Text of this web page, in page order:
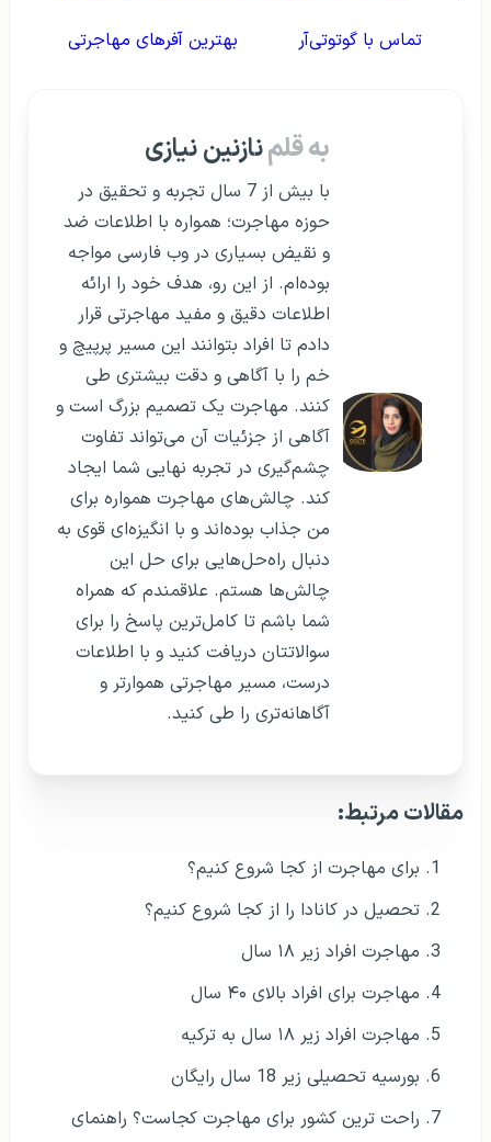
تماس با گوتوتی‌آر بهترین آفرهای مهاجرتی
به قلمنازنین نیازی
با بیش از 7 سال تجربه و تحقیق در
حوزه مهاجرت؛ همواره با اطلاعات ضد
و نقیض بسیاری در وب فارسی مواجه
بوده‌ام. از این رو، هدف خود را ارائه
اطلاعات دقیق و مفید مهاجرتی قرار
دادم تا افراد بتوانند این مسیر پرپیچ و
خم را با آگاهی و دقت بیشتری طی
کنند. مهاجرت یک تصمیم بزرگ است و
آگاهی از جزئیات آن می‌تواند تفاوت
چشم‌گیری در تجربه نهایی شما ایجاد
کند. چالش‌های مهاجرت همواره برای
من جذاب بوده‌اند و با انگیزه‌ای قوی به
دنبال راه‌حل‌هایی برای حل این
چالش‌ها هستم. علاقمندم که همراه
شما باشم تا کامل‌ترین پاسخ را برای
سوالاتتان دریافت کنید و با اطلاعات
درست، مسیر مهاجرتی هموارتر و
آگاهانه‌تری را طی کنید.
مقالات مرتبط:
برای مهاجرت از کجا شروع کنیم؟
تحصیل در کانادا را از کجا شروع کنیم؟
مهاجرت افراد زیر ۱۸ سال
مهاجرت برای افراد بالای ۴۰ سال
مهاجرت افراد زیر ۱۸ سال به ترکیه
بورسیه تحصیلی زیر 18 سال رایگان
راحت ترین کشور برای مهاجرت کجاست؟ راهنمای